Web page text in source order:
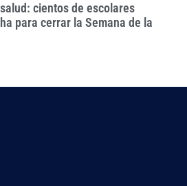
cientos de escolares
para cerrar la Semana de la